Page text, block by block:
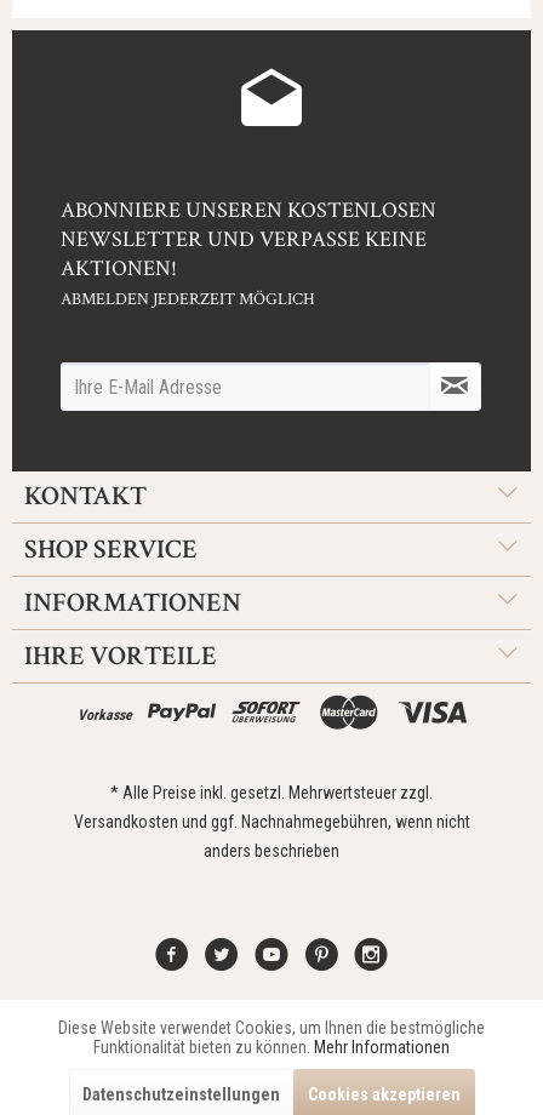
ABONNIERE UNSEREN KOSTENLOSEN
NEWSLETTER UND VERPASSE KEINE
AKTIONEN!
ABMELDEN JEDERZEIT MÖGLICH
KONTAKT
SHOP SERVICE
INFORMATIONEN
IHRE VORTEILE
Vorkasse
* Alle Preise inkl. gesetzl. Mehrwertsteuer zzgl.
Versandkosten und ggf. Nachnahmegebühren, wenn nicht
anders beschrieben
Kontakt Widerrufsrecht Impressum Versand Datenschutz
Copyright © 2021 Edona Design GmbH // DesignDupp GmbH
Funktionale Aktiv
Aktiv
Diese Website verwendet Cookies, um Ihnen die bestmögliche
Funktionalität bieten zu können. Mehr Informationen
Datenschutzeinstellungen Cookies akzeptieren